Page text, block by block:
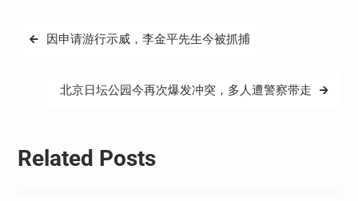
文
因申请游行示威，李金平先生今被抓捕
北京日坛公园今再次爆发冲突，多人遭警察带走
Related Posts